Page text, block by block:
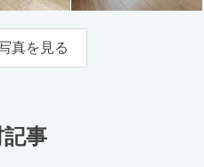
真を見る
事